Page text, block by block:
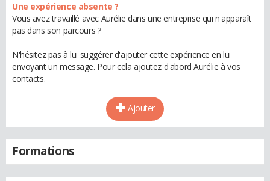
Une expérience absente ?
Vous avez travaillé avec Aurélie dans une entreprise qui n'apparaît
pas dans son parcours ?
N'hésitez pas à lui suggérer d'ajouter cette expérience en lui
envoyant un message. Pour cela ajoutez d'abord Aurélie à vos
contacts.
Ajouter
Formations